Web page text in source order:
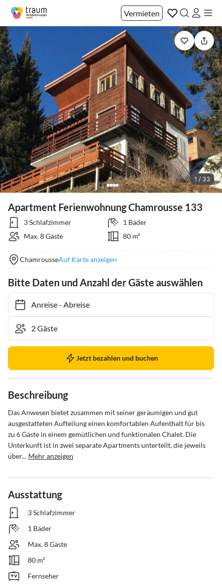
Vermieten
1 / 33
Apartment Ferienwohnung Chamrousse 133
3 Schlafzimmer
1 Bäder
Max. 8 Gäste
80 m²
ChamrousseAuf Karte anzeigen
Bitte Daten und Anzahl der Gäste auswählen
Anreise- Abreise
Jetzt bezahlen und buchen
Beschreibung
Das Anwesen bietet zusammen mit seiner geräumigen und gut
ausgestatteten Aufteilung einen komfortablen Aufenthalt für bis
zu 6 Gäste in einem gemütlichen und funktionalen Chalet. Die
Unterkunft ist in zwei separate Apartments unterteilt, die jeweils
über... Mehr anzeigen
Ausstattung
3 Schlafzimmer
1 Bäder
Max. 8 Gäste
80 m²
Fernseher